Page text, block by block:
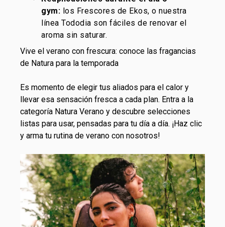
gym: los Frescores de Ekos, o nuestra
línea Tododia son fáciles de renovar el
aroma sin saturar.
Vive el verano con frescura: conoce las fragancias
de Natura para la temporada
Es momento de elegir tus aliados para el calor y
llevar esa sensación fresca a cada plan. Entra a la
categoría Natura Verano y descubre selecciones
listas para usar, pensadas para tu día a día. ¡Haz clic
y arma tu rutina de verano con nosotros!